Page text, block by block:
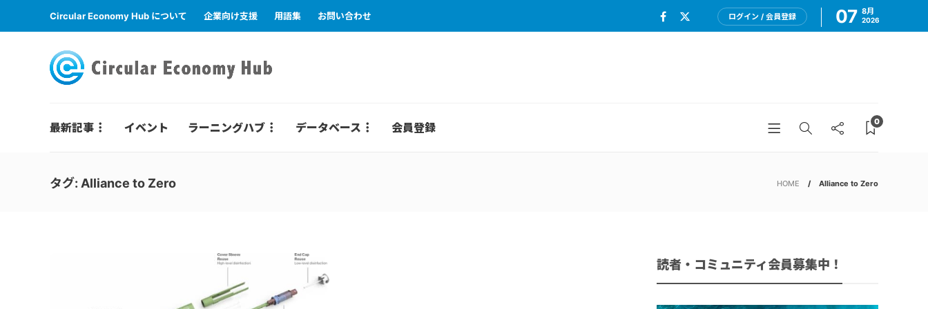
Circular Economy Hub について 企業向け支援 用語集 お問い合わせ ログイン / 会員登録 07 8月
2026
最新記事 イベント ラーニングハブ データベース 会員登録 0
タグ: Alliance to Zero HOME Alliance to Zero
読者・コミュニティ会員募集中！